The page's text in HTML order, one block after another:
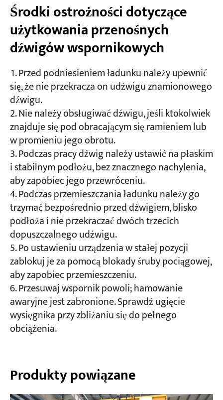
Środki ostrożności dotyczące
użytkowania przenośnych
dźwigów wspornikowych
Przed podniesieniem ładunku należy upewnić
się, że nie przekracza on udźwigu znamionowego
dźwigu.
Nie należy obsługiwać dźwigu, jeśli ktokolwiek
znajduje się pod obracającym się ramieniem lub
w promieniu jego obrotu.
Podczas pracy dźwig należy ustawić na płaskim
i stabilnym podłożu, bez znacznego nachylenia,
aby zapobiec jego przewróceniu.
Podczas przemieszczania ładunku należy go
trzymać bezpośrednio przed dźwigiem, blisko
podłoża i nie przekraczać dwóch trzecich
dopuszczalnego udźwigu.
Po ustawieniu urządzenia w stałej pozycji
zablokuj je za pomocą blokady śruby pociągowej,
aby zapobiec przemieszczeniu.
Przesuwaj wspornik powoli; hamowanie
awaryjne jest zabronione. Sprawdź ugięcie
wysięgnika przy zbliżaniu się do pełnego
obciążenia.
Produkty powiązane